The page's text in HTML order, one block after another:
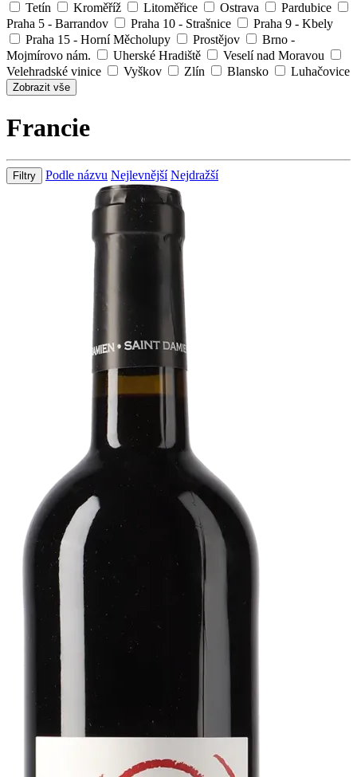
Tetín
Kroměříž Litoměřice Ostrava
Pardubice
Praha 5 - Barrandov
Praha 10 - Strašnice
Praha 9 - Kbely
Praha 15 - Horní Měcholupy
Prostějov
Brno -
Mojmírovo nám.
Uherské Hradiště
Veselí nad Moravou
Velehradské vinice
Vyškov Zlín Blansko Luhačovice
Zobrazit vše
Francie
Filtry Podle názvu Nejlevnější Nejdražší